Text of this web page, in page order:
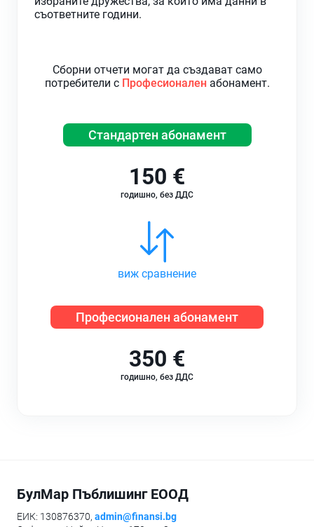
съответните години.
Сборни отчети могат да създават само
потребители с Професионаленабонамент.
Стандартен абонамент
150 €
годишно, без ДДС
виж сравнение
Професионален абонамент
350 €
годишно, без ДДС
БулМар Пъблишинг ЕООД
ЕИК: 130876370, admin@finansi.bg